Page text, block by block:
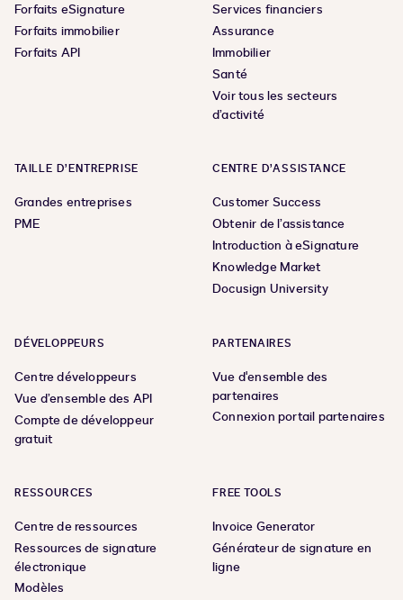
Forfaits eSignature
Forfaits immobilier
Forfaits API
Services financiers
Assurance
Immobilier
Santé
Voir tous les secteurs
d’activité
TAILLE D’ENTREPRISE
Grandes entreprises
PME
CENTRE D’ASSISTANCE
Customer Success
Obtenir de l’assistance
Introduction à eSignature
Knowledge Market
Docusign University
DÉVELOPPEURS
Centre développeurs
Vue d’ensemble des API
Compte de développeur
gratuit
PARTENAIRES
Vue d'ensemble des
partenaires
Connexion portail partenaires
RESSOURCES
Centre de ressources
Ressources de signature
électronique
Modèles
FREE TOOLS
Invoice Generator
Générateur de signature en
ligne